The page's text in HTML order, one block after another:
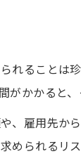
忙しい方
れること
かかると
、雇用先か
められるリス